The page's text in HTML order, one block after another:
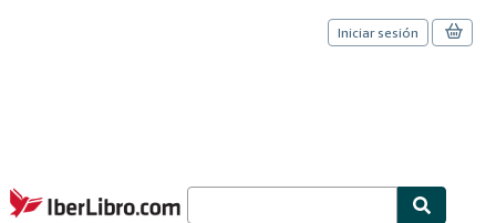
Pasar al contenido principal
IberLibro.com
Iniciar sesión